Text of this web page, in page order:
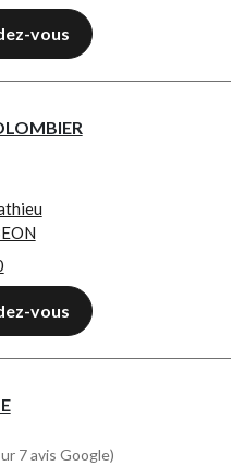
vous
vous
7 avis Google)